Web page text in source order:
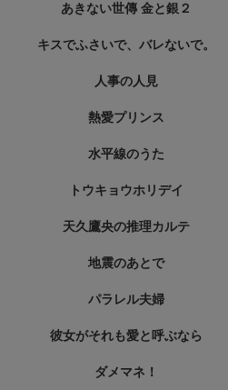
あきない世傳 金と銀２
キスでふさいで、バレないで。
人事の人見
熱愛プリンス
水平線のうた
トウキョウホリデイ
天久鷹央の推理カルテ
地震のあとで
パラレル夫婦
彼女がそれも愛と呼ぶなら
ダメマネ！